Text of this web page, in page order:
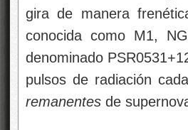
gira de manera
conocida como M1,
denominado
pulsos de radiación
remanentes de